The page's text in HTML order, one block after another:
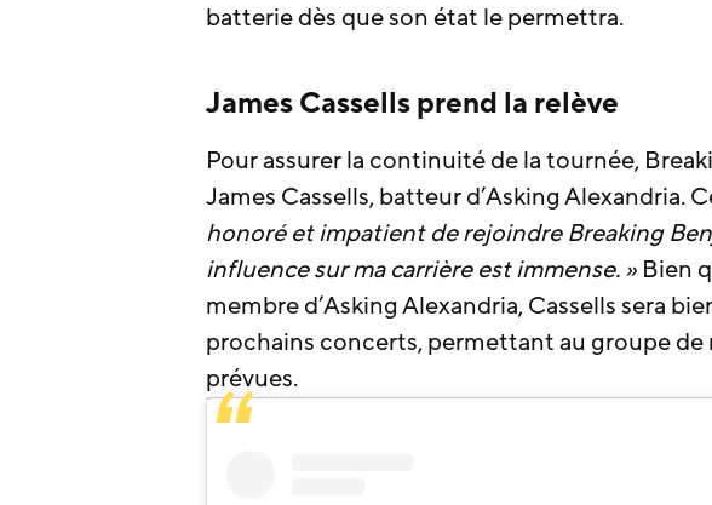
batterie dès que son état le permettra.
James Cassells prend la relève
Pour assurer la continuité de la tournée,
James Cassells, batteur d’Asking Alexandria.
honoré et impatient de rejoindre Breaking
influence sur ma carrière est immense. » Bien
membre d’Asking Alexandria, Cassells sera
prochains concerts, permettant au groupe
prévues.